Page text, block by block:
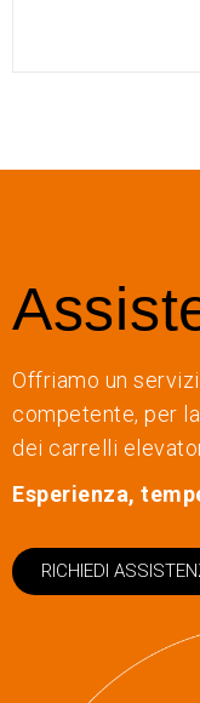
Offriamo un
competente, per
dei carrelli
Esperienza,
RICHIEDI